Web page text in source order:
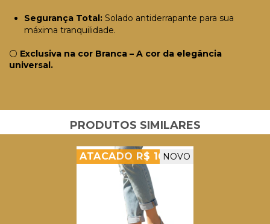
Segurança Total: Solado antiderrapante para sua
máxima tranquilidade.
⚪ Exclusiva na cor Branca – A cor da elegância
universal.
PRODUTOS SIMILARES
ATACADO R$ 16,99
NOVO